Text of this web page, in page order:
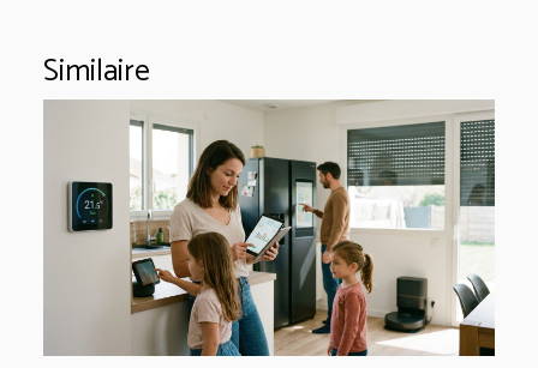
Similaire